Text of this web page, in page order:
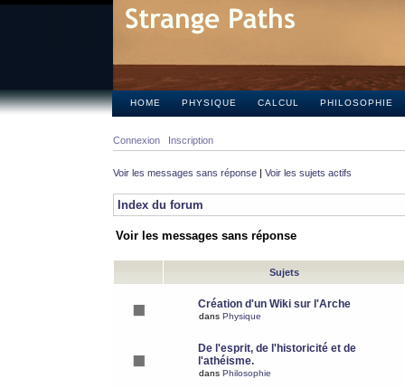
HOME PHYSIQUE CALCUL PHILOSOPHIE
Connexion Inscription
Voir les messages sans réponse | Voir les sujets actifs
Index du forum
Voir les messages sans réponse
Sujets
Création d'un Wiki sur l'Arche
dans Physique
De l'esprit, de l'historicité et de
l'athéisme.
dans Philosophie